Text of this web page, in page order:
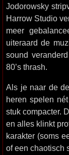
Jodorowsky
Harrow Studio
meer
uiteraard de
sound
80’s thrash.
Als je naar de
heren spelen
stuk compacter.
en alles klinkt
karakter (soms
of een chaotisch